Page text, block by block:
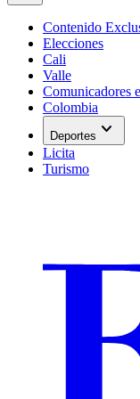
Contenido
Elecciones
Cali
Valle
Comunicadores
Colombia
Deportes expand_more
Licita
Turismo